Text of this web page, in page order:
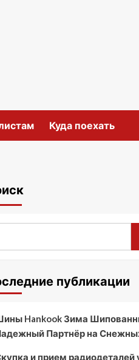
Куда поехать
публикации
Hankook Зима
Партнёр на
и прием радиодеталей